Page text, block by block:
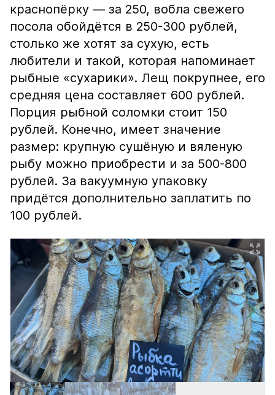
краснопёрку — за 250, вобла свежего
посола обойдётся в 250-300 рублей,
столько же хотят за сухую, есть
любители и такой, которая напоминает
рыбные «сухарики». Лещ покрупнее, его
средняя цена составляет 600 рублей.
Порция рыбной соломки стоит 150
рублей. Конечно, имеет значение
размер: крупную сушёную и вяленую
рыбу можно приобрести и за 500-800
рублей. За вакуумную упаковку
придётся дополнительно заплатить по
100 рублей.